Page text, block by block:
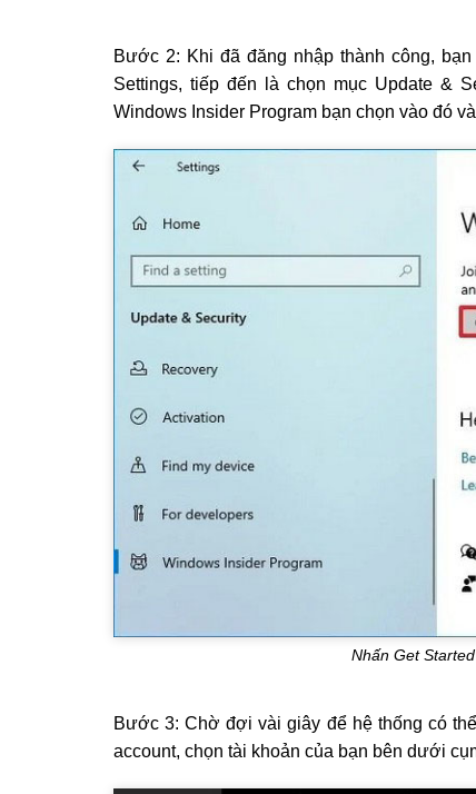
Bước 2: Khi đã đăng nhập thành công,
Settings, tiếp đến là chọn mục Update &
Windows Insider Program bạn chọn vào đó
Nhấn Get
Bước 3: Chờ đợi vài giây để hệ thống có
account, chọn tài khoản của bạn bên dưới